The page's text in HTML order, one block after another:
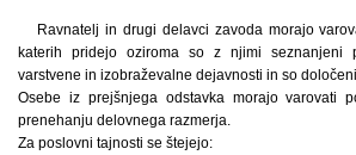
Ravnatelj in drugi delavci zavoda morajo
katerih pridejo oziroma so z njimi seznanjeni
varstvene in izobraževalne dejavnosti in so
Osebe iz prejšnjega odstavka morajo varovati
prenehanju delovnega razmerja.
Za poslovni tajnosti se štejejo: